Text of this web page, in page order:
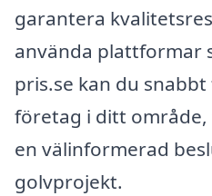
garantera
använda plattformar
pris.se kan du
företag i ditt
en välinformerad
golvprojekt.